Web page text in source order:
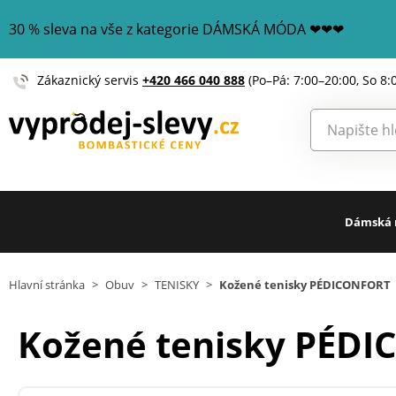
30 % sleva na vše z kategorie DÁMSKÁ MÓDA ❤❤❤
Zákaznický servis +420 466 040 888 (Po–Pá: 7:00–20:00, So
Dámská
Hlavní stránka > Obuv > TENISKY > Kožené tenisky PÉDICONFORT
Kožené tenisky